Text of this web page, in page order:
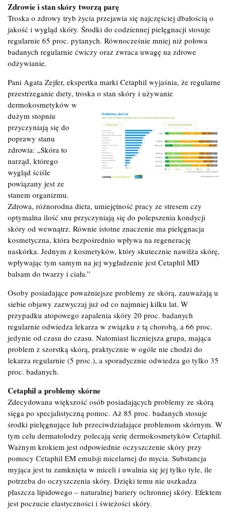
Zdrowie i stan skóry tworzą parę
Troska o zdrowy tryb życia przejawia się najczęściej dbałością o
jakość i wygląd skóry. Środki do codziennej pielęgnacji stosuje
regularnie 65 proc. pytanych. Równocześnie mniej niż połowa
badanych regularnie ćwiczy oraz zwraca uwagę na zdrowe
odżywianie.
Pani Agata Zejfer, ekspertka marki Cetaphil wyjaśnia, że regularne
przestrzeganie diety, troska o stan skóry i używanie
dermokosmetyków w
dużym stopniu
przyczyniają się do
poprawy stanu
zdrowia: „Skóra to
narząd, którego
wygląd ściśle
powiązany jest ze
stanem organizmu.
Zdrowa, różnorodna dieta, umiejętność pracy ze stresem czy
optymalna ilość snu przyczyniają się do polepszenia kondycji
skóry od wewnątrz. Równie istotne znaczenie ma pielęgnacja
kosmetyczna, która bezpośrednio wpływa na regenerację
naskórka. Jednym z kosmetyków, który skutecznie nawilża skórę,
wpływając tym samym na jej wygładzenie jest Cetaphil MD
balsam do twarzy i ciała.”
Osoby posiadające poważniejsze problemy ze skórą, zauważają u
siebie objawy zazwyczaj już od co najmniej kilku lat. W
przypadku atopowego zapalenia skóry 20 proc. badanych
regularnie odwiedza lekarza w związku z tą chorobą, a 66 proc.
jedynie od czasu do czasu. Natomiast liczniejsza grupa, mająca
problem z szorstką skórą, praktycznie w ogóle nie chodzi do
lekarza regularnie (5 proc.), a sporadycznie odwiedza go tylko 35
proc. badanych.
Cetaphil a problemy skórne
Zdecydowana większość osób posiadających problemy ze skórą
sięga po specjalistyczną pomoc. Aż 85 proc. badanych stosuje
środki pielęgnujące lub przeciwdziałające problemom skórnym. W
tym celu dermatolodzy polecają serię dermokosmetyków Cetaphil.
Ważnym krokiem jest odpowiednie oczyszczenie skóry przy
pomocy Cetaphil EM emulsji micelarnej do mycia. Substancja
myjąca jest tu zamknięta w miceli i uwalnia się jej tylko tyle, ile
potrzeba do oczyszczenia skóry. Dzięki temu nie uszkadza
płaszcza lipidowego – naturalnej bariery ochronnej skóry. Efektem
jest poczucie elastyczności i świeżości skóry.